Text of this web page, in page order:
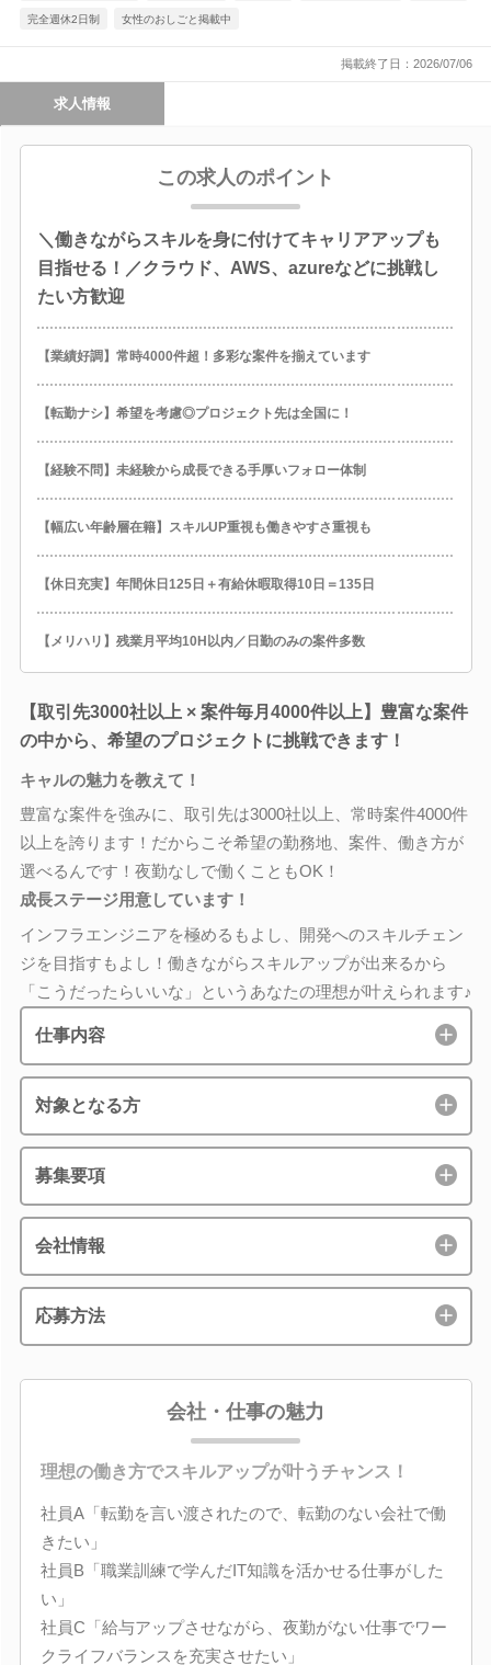
完全週休2日制 女性のおしごと掲載中
掲載終了日：2026/07/06
求人情報
この求人のポイント
＼働きながらスキルを身に付けてキャリアアップも
目指せる！／クラウド、AWS、azureなどに挑戦し
たい方歓迎
【業績好調】常時4000件超！多彩な案件を揃えています
【転勤ナシ】希望を考慮◎プロジェクト先は全国に！
【経験不問】未経験から成長できる手厚いフォロー体制
【幅広い年齢層在籍】スキルUP重視も働きやすさ重視も
【休日充実】年間休日125日＋有給休暇取得10日＝135日
【メリハリ】残業月平均10H以内／日勤のみの案件多数
【取引先3000社以上 × 案件毎月4000件以上】豊富な案件
の中から、希望のプロジェクトに挑戦できます！
キャルの魅力を教えて！
豊富な案件を強みに、取引先は3000社以上、常時案件4000件
以上を誇ります！だからこそ希望の勤務地、案件、働き方が
選べるんです！夜勤なしで働くこともOK！
成長ステージ用意しています！
インフラエンジニアを極めるもよし、開発へのスキルチェン
ジを目指すもよし！働きながらスキルアップが出来るから
「こうだったらいいな」というあなたの理想が叶えられます♪
仕事内容
対象となる方
募集要項
会社情報
応募方法
会社・仕事の魅力
理想の働き方でスキルアップが叶うチャンス！
社員A「転勤を言い渡されたので、転勤のない会社で働
きたい」
社員B「職業訓練で学んだIT知識を活かせる仕事がした
い」
社員C「給与アップさせながら、夜勤がない仕事でワー
クライフバランスを充実させたい」